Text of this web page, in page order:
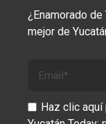
¿Enamorado
mejor de
Haz clic